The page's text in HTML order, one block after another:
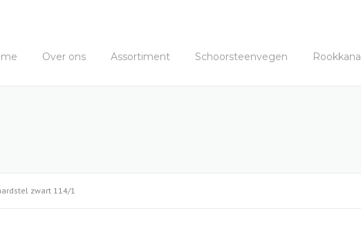
Over ons Assortiment Schoorsteenvegen
zwart 114/1